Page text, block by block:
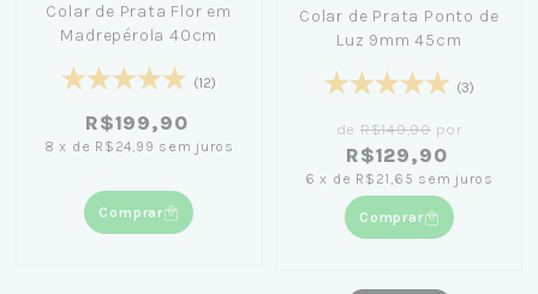
Colar de Prata Flor em
Madrepérola 40cm
(12)
R$199,90
8 x de R$24,99 sem juros
Comprar
Colar de Prata Ponto de
Luz 9mm 45cm
(3)
de R$149,90por
R$129,90
6 x de R$21,65 sem juros
Comprar